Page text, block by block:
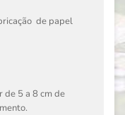
de papel
de 5 a 8 cm de